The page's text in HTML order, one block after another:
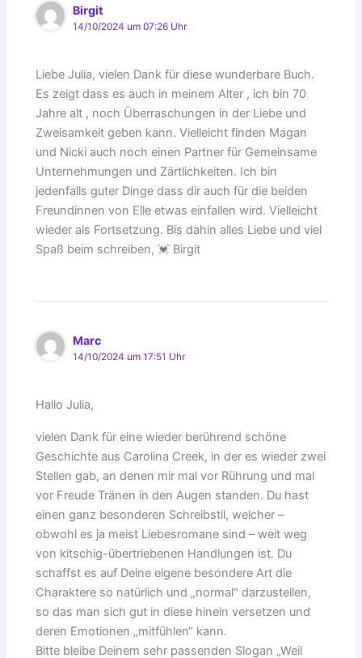
Birgit
14/10/2024 um 07:26 Uhr
Liebe Julia, vielen Dank für diese wunderbare Buch.
Es zeigt dass es auch in meinem Alter , ich bin 70
Jahre alt , noch Überraschungen in der Liebe und
Zweisamkeit geben kann. Vielleicht finden Magan
und Nicki auch noch einen Partner für Gemeinsame
Unternehmungen und Zärtlichkeiten. Ich bin
jedenfalls guter Dinge dass dir auch für die beiden
Freundinnen von Elle etwas einfallen wird. Vielleicht
wieder als Fortsetzung. Bis dahin alles Liebe und viel
Spaß beim schreiben, 💓 Birgit
Marc
14/10/2024 um 17:51 Uhr
Hallo Julia,
vielen Dank für eine wieder berührend schöne
Geschichte aus Carolina Creek, in der es wieder zwei
Stellen gab, an denen mir mal vor Rührung und mal
vor Freude Tränen in den Augen standen. Du hast
einen ganz besonderen Schreibstil, welcher –
obwohl es ja meist Liebesromane sind – weit weg
von kitschig-übertriebenen Handlungen ist. Du
schaffst es auf Deine eigene besondere Art die
Charaktere so natürlich und „normal“ darzustellen,
so das man sich gut in diese hinein versetzen und
deren Emotionen „mitfühlen“ kann.
Bitte bleibe Deinem sehr passenden Slogan „Weil